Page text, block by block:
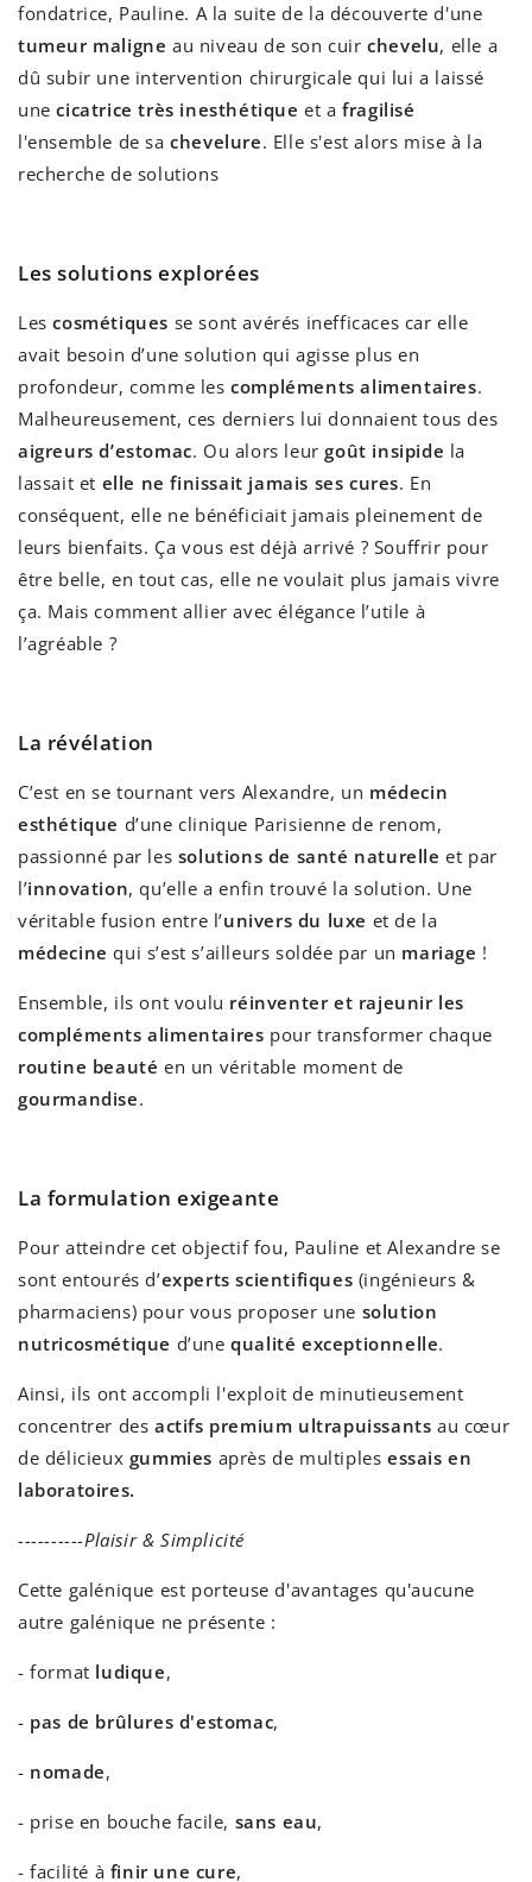
fondatrice, Pauline. A la suite de la découverte d'une
tumeur maligne au niveau de son cuirchevelu, elle a
dû subir une intervention chirurgicale qui lui a laissé
unecicatrice très inesthétique et afragilisé
l'ensemble de sachevelure. Elle s'est alors mise à la
recherche de solutions
Les solutions explorées
Lescosmétiques se sont avérés inefficaces car elle
avait besoin d’une solution qui agisse plus en
profondeur, comme lescompléments alimentaires.
Malheureusement, ces derniers lui donnaient tous des
aigreurs d’estomac. Ou alors leurgoût insipide la
lassait et elle ne finissait jamais ses cures. En
conséquent, elle ne bénéficiait jamais pleinement de
leurs bienfaits. Ça vous est déjà arrivé ? Souffrir pour
être belle, en tout cas, elle ne voulait plus jamais vivre
ça. Mais comment allier avec élégance l’utile à
l’agréable ?
La révélation
C’est en se tournant vers Alexandre, un médecin
esthétique d’une clinique Parisienne de renom,
passionné par les solutions de santé naturelle et par
l’innovation, qu’elle a enfin trouvé la solution. Une
véritable fusion entre l’univers du luxe et de la
médecine qui s’est s’ailleurs soldée par un mariage !
Ensemble, ils ont voulu réinventer et rajeunir les
compléments alimentaires pour transformer chaque
routine beauté en un véritable moment de
gourmandise.
La formulation exigeante
Pour atteindre cet objectif fou, Pauline et Alexandre se
sont entourés d’experts scientifiques (ingénieurs &
pharmaciens) pour vous proposer une solution
nutricosmétique d’unequalité exceptionnelle.
Ainsi, ils ont accompli l'exploit de minutieusement
concentrer des actifs premium ultrapuissants au cœur
de délicieux gummies après de multiples essais en
laboratoires.
----------Plaisir & Simplicité
Cette galénique est porteuse d'avantages qu'aucune
autre galénique ne présente :
- format ludique,
- pas de brûlures d'estomac,
- nomade,
- prise en bouche facile, sans eau,
- facilité à finir une cure,